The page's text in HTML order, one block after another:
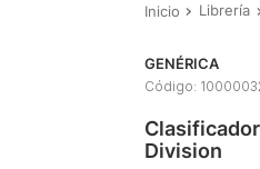
Librería
GENÉRICA
Código:
Division